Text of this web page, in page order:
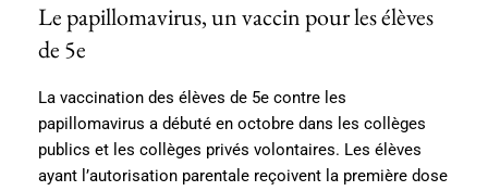
Le papillomavirus, un vaccin pour les élèves
de 5e
La vaccination des élèves de 5e contre les
papillomavirus a débuté en octobre dans les collèges
publics et les collèges privés volontaires. Les élèves
ayant l’autorisation parentale reçoivent la première dose